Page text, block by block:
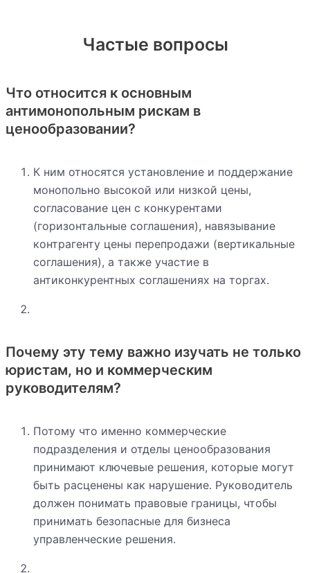
Частые вопросы
Что относится к основным
антимонопольным рискам в
ценообразовании?
К ним относятся установление и поддержание
монопольно высокой или низкой цены,
согласование цен с конкурентами
(горизонтальные соглашения), навязывание
контрагенту цены перепродажи (вертикальные
соглашения), а также участие в
антиконкурентных соглашениях на торгах.
Почему эту тему важно изучать не только
юристам, но и коммерческим
руководителям?
Потому что именно коммерческие
подразделения и отделы ценообразования
принимают ключевые решения, которые могут
быть расценены как нарушение. Руководитель
должен понимать правовые границы, чтобы
принимать безопасные для бизнеса
управленческие решения.